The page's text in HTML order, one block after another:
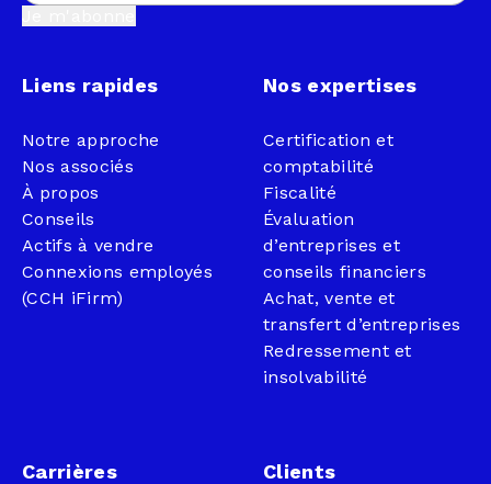
Liens rapides
Notre approche
Nos associés
À propos
Conseils
Actifs à vendre
Connexions employés
(CCH iFirm)
Nos expertises
Certification et
comptabilité
Fiscalité
Évaluation
d’entreprises et
conseils financiers
Achat, vente et
transfert d’entreprises
Redressement et
insolvabilité
Carrières Clients